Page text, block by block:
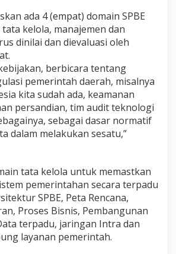
S
P
E
ada 4 (empat) domain SPBE
kelola, manajemen dan
dinilai dan dievaluasi oleh
berbicara tentang
pemerintah daerah, misalnya
kita sudah ada, keamanan
persandian, tim audit teknologi
sebagai dasar normatif
dalam melakukan sesatu,”
tata kelola untuk memastkan
pemerintahan secara terpadu
SPBE, Peta Rencana,
Proses Bisnis, Pembangunan
terpadu, jaringan Intra dan
layanan pemerintah.